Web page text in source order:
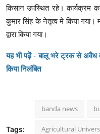
किसान उपस्थित रहे। कार्यक्रम
कुमार सिंह के नेतृत्व मे किया गया।
द्वारा किया गया।
यह भी पढ़ें -बालू भरे ट्रक से अवैध
किया निलंबित
Tags:
banda news
Agricultural